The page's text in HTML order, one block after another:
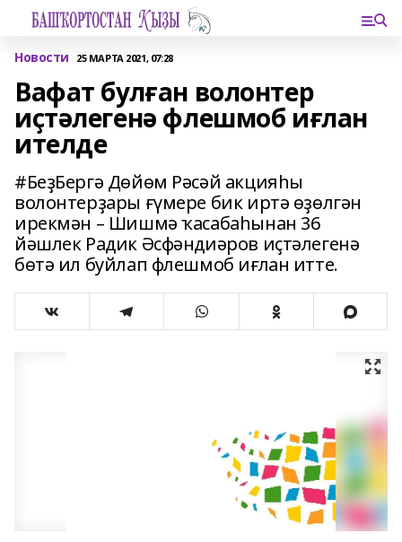
Новости 25 МАРТА 2021, 07:28
Вафат булған волонтер
иҫтәлегенә флешмоб иғлан
ителде
#БеҙБергә Дөйөм Рәсәй акцияһы
волонтерҙары ғүмере бик иртә өҙөлгән
ирекмән – Шишмә ҡасабаһынан 36
йәшлек Радик Әсфәндиәров иҫтәлегенә
бөтә ил буйлап флешмоб иғлан итте.